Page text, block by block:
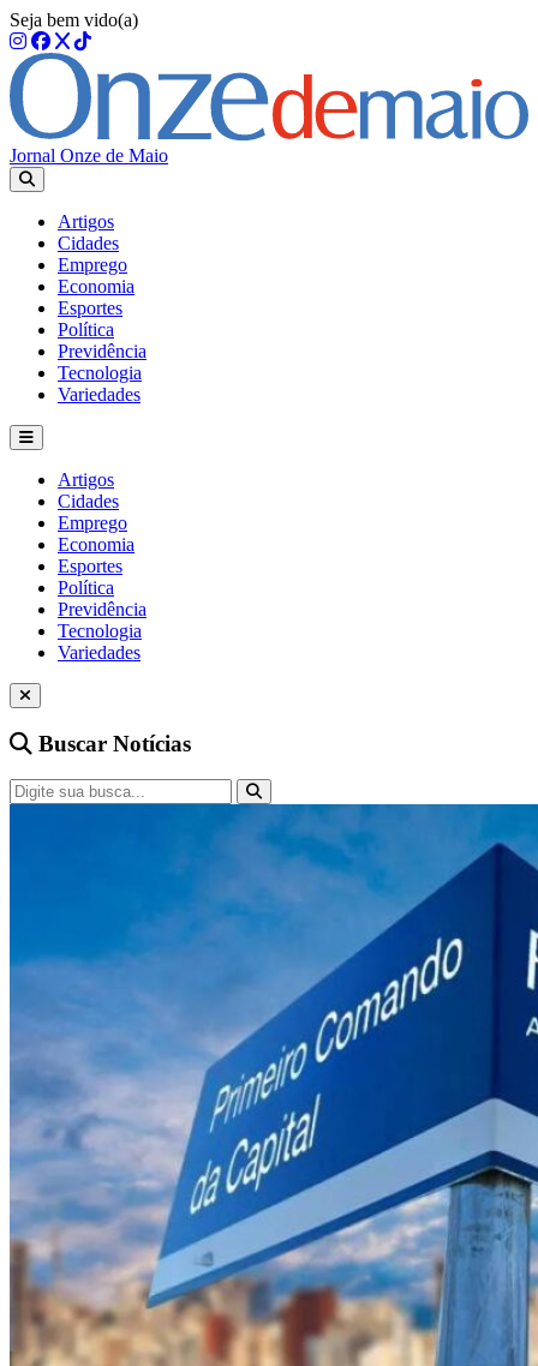
Seja bem vido(a)
Jornal Onze de Maio
Artigos
Cidades
Emprego
Economia
Esportes
Política
Previdência
Tecnologia
Variedades
Artigos
Cidades
Emprego
Economia
Esportes
Política
Previdência
Tecnologia
Variedades
Buscar Notícias